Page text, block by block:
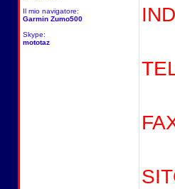
Il mio navigatore:
Garmin Zumo500
Skype:
mototaz